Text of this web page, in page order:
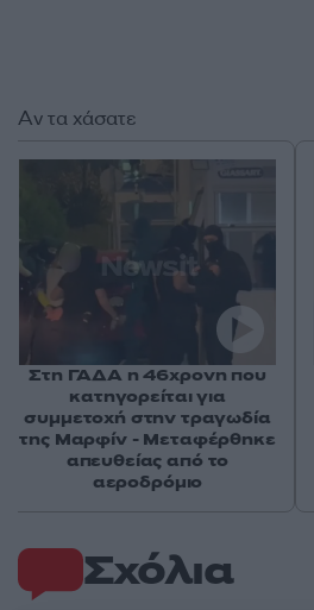
Σχόλια
Αν τα χάσατε
Στη ΓΑΔΑ η 46χρονη που
κατηγορείται για
συμμετοχή στην τραγωδία
της Μαρφίν - Μεταφέρθηκε
απευθείας από το
αεροδρόμιο